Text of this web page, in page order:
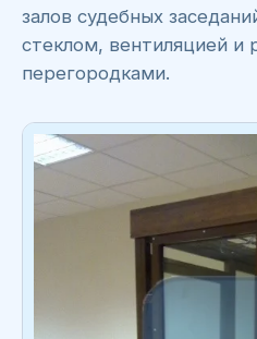
залов судебных
стеклом, вентиляцией и
перегородками.